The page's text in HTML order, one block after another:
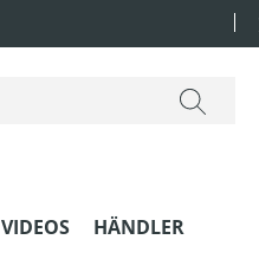
VIDEOS HÄNDLER